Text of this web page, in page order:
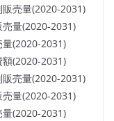
販売量(2020-2031)
売量(2020-2031)
量(2020-2031)
額(2020-2031)
販売量(2020-2031)
売量(2020-2031)
量(2020-2031)